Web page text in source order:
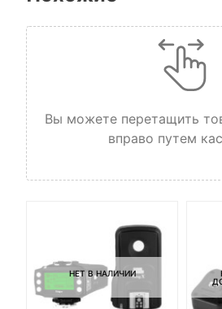
Вы можете перетащить
вправо путем
НЕТ В НАЛИЧИИ